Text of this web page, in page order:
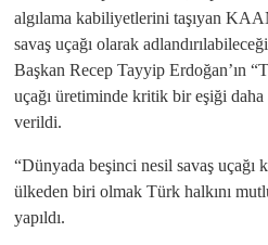
algılama kabiliyetlerini taşıyan
savaş uçağı olarak
Başkan Recep Tayyip Erdoğan’ın
uçağı üretiminde kritik bir eşiği daha
verildi.
“Dünyada beşinci nesil savaş uçağı
ülkeden biri olmak Türk halkını
yapıldı.